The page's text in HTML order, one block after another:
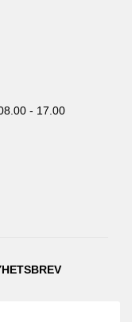
- 17.00